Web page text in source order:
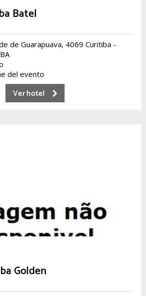
Batel
de Guarapuava, 4069 Curitiba -
del evento
Ver hotel
Golden